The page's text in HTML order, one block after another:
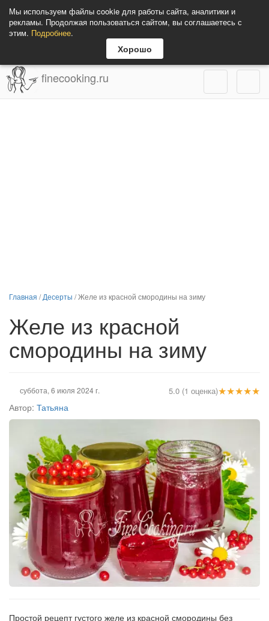
Мы используем файлы cookie для работы сайта, аналитики и
рекламы. Продолжая пользоваться сайтом, вы соглашаетесь с
этим. Подробнее.
Хорошо
finecooking.ru
Главная /Десерты /Желе из красной смородины на зиму
Желе из красной
смородины на зиму
★★★★★
5.0 (1 оценка)
суббота, 6 июля 2024 г.
Автор: Татьяна
Простой рецепт густого желе из красной смородины без